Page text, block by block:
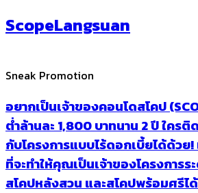
ScopeLangsuan
Sneak Promotion
อยากเป็นเจ้าของคอนโดสโคป
ต่ำล้านละ 1,800 บาทนาน 2 ปี ใคร
กับโครงการแบบไร้ดอกเบี้ยได้ด้ว
ที่จะทำให้คุณเป็นเจ้าของโครงการ
สโคปหลังสวน และสโคปพร้อมศรีไ